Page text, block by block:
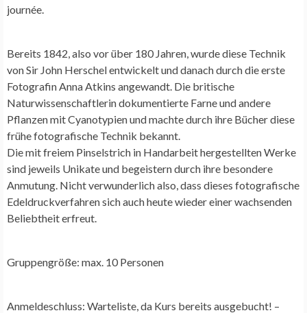
journée.
Bereits 1842, also vor über 180 Jahren, wurde diese Technik
von Sir John Herschel entwickelt und danach durch die erste
Fotografin Anna Atkins angewandt. Die britische
Naturwissenschaftlerin dokumentierte Farne und andere
Pflanzen mit Cyanotypien und machte durch ihre Bücher diese
frühe fotografische Technik bekannt.
Die mit freiem Pinselstrich in Handarbeit hergestellten Werke
sind jeweils Unikate und begeistern durch ihre besondere
Anmutung. Nicht verwunderlich also, dass dieses fotografische
Edeldruckverfahren sich auch heute wieder einer wachsenden
Beliebtheit erfreut.
Gruppengröße: max. 10 Personen
Anmeldeschluss: Warteliste , da Kurs bereits ausgebucht! –